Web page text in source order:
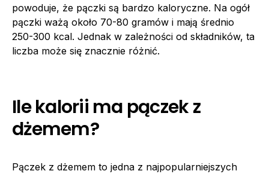
powoduje, że pączki są bardzo kaloryczne. Na ogół
pączki ważą około 70-80 gramów i mają średnio
250-300 kcal. Jednak w zależności od składników, ta
liczba może się znacznie różnić.
Ile kalorii ma pączek z
dżemem?
Pączek z dżemem to jedna z najpopularniejszych